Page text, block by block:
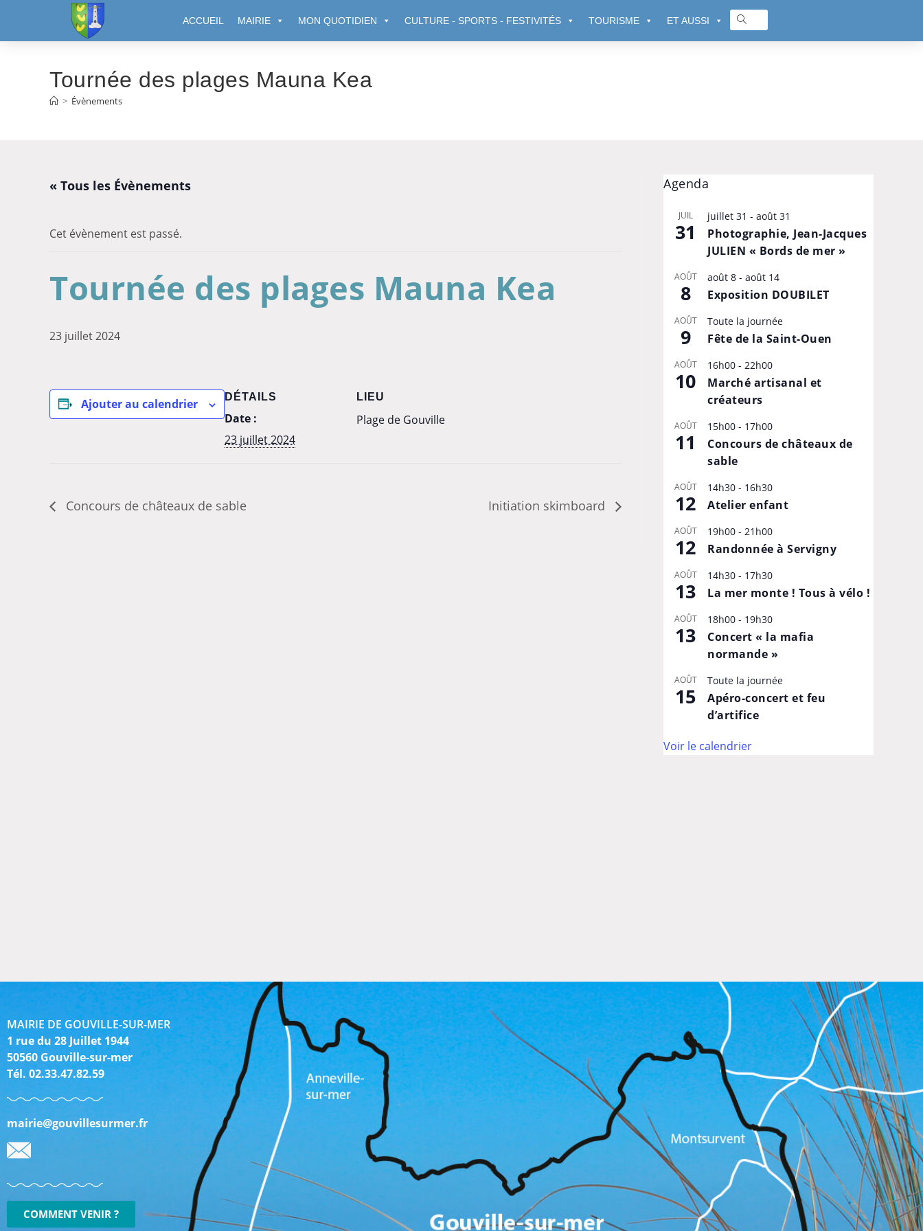
ACCUEIL MAIRIE MON QUOTIDIEN CULTURE - SPORTS - FESTIVITÉS TOURISME ET AUSSI
Tournée des plages Mauna Kea
> Évènements
« Tous les Évènements
Cet évènement est passé.
Tournée des plages Mauna Kea
23 juillet 2024
Ajouter au calendrier DÉTAILS
Date :
23 juillet 2024
LIEU
Plage de Gouville
Concours de châteaux de sable Initiation skimboard
Agenda
JUIL
31
juillet 31 - août 31
Photographie, Jean-Jacques
JULIEN « Bords de mer »
AOÛT
8
août 8 - août 14
Exposition DOUBILET
AOÛT
9
Toute la journée
Fête de la Saint-Ouen
AOÛT
10
16h00 - 22h00
Marché artisanal et
créateurs
AOÛT
11
15h00 - 17h00
Concours de châteaux de
sable
AOÛT
12
14h30 - 16h30
Atelier enfant
AOÛT
12
19h00 - 21h00
Randonnée à Servigny
AOÛT
13
14h30 - 17h30
La mer monte ! Tous à vélo !
AOÛT
13
18h00 - 19h30
Concert « la mafia
normande »
AOÛT
15
Toute la journée
Apéro-concert et feu
d’artifice
Voir le calendrier
MAIRIE DE GOUVILLE-SUR-MER
1 rue du 28 Juillet 1944
50560 Gouville-sur-mer
Tél. 02.33.47.82.59
mairie@gouvillesurmer.fr
COMMENT VENIR ?
Cookies management panel